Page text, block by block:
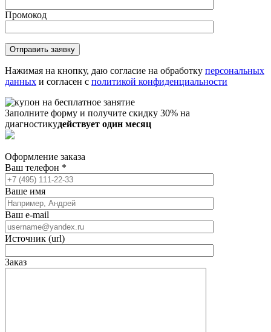
Промокод
Нажимая на кнопку, даю согласие на обработку персональных
данных и согласен с политикой конфиденциальности
Заполните форму и получите скидку 30% на
диагностикудействует один месяц
Оформление заказа
Ваш телефон *
Ваше имя
Ваш e-mail
Источник (url)
Заказ